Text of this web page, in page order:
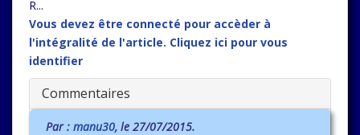
R...
Vous devez être connecté pour accèder à
l'intégralité de l'article. Cliquez ici pour vous
identifier
Commentaires
Par : manu30, le 27/07/2015.